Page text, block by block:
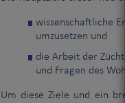
wissenschaftliche
umzusetzen und
die Arbeit der
und Fragen des
Um diese Ziele und ein